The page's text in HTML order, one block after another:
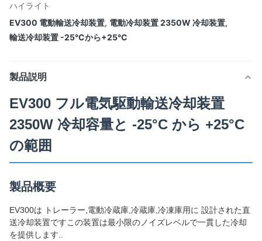
ハイライト
EV300 電動輸送冷却装置, 電動冷却装置 2350W 冷却装置,
輸送冷却装置 -25°Cから+25°C
製品説明
EV300 フル電気駆動輸送冷却装置
2350W 冷却容量と -25°C から +25°C
の範囲
製品概要
EV300は トレーラー,電動冷蔵庫,冷蔵庫,冷凍庫用に 設計された直
送冷却装置ですこの装置は最小限のノイズレベルで一貫した冷却
を提供します..